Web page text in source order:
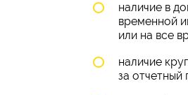
наличие в
временной
или на все
наличие
за отчетный